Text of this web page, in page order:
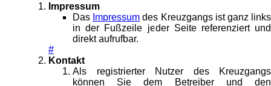
Impressum
Das Impressum des Kreuzgangs ist ganz links
in der Fußzeile jeder Seite referenziert und
direkt aufrufbar.
#
Kontakt
Als registrierter Nutzer des Kreuzgangs
können Sie dem Betreiber und den